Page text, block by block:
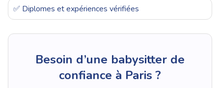
✅ Diplomes et expériences vérifiées
Besoin d’une babysitter de
confiance à Paris ?